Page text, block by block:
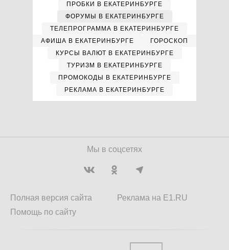
ПРОБКИ В ЕКАТЕРИНБУРГЕ
ФОРУМЫ В ЕКАТЕРИНБУРГЕ
ТЕЛЕПРОГРАММА В ЕКАТЕРИНБУРГЕ
АФИША В ЕКАТЕРИНБУРГЕ
ГОРОСКОП
КУРСЫ ВАЛЮТ В ЕКАТЕРИНБУРГЕ
ТУРИЗМ В ЕКАТЕРИНБУРГЕ
ПРОМОКОДЫ В ЕКАТЕРИНБУРГЕ
РЕКЛАМА В ЕКАТЕРИНБУРГЕ
Мы в соцсетях
Полная версия сайта
Помощь по сайту
Реклама на E1.RU